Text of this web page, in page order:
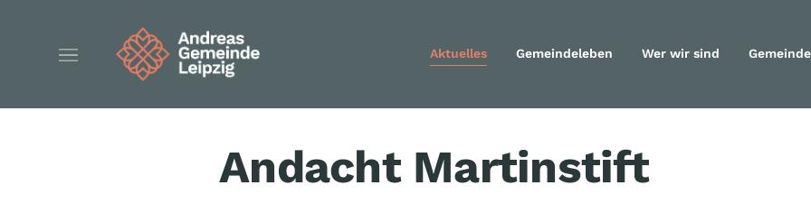
Navigation überspringen
Aktuelles Gemeindeleben Wer wir sind
Andacht Martinstift